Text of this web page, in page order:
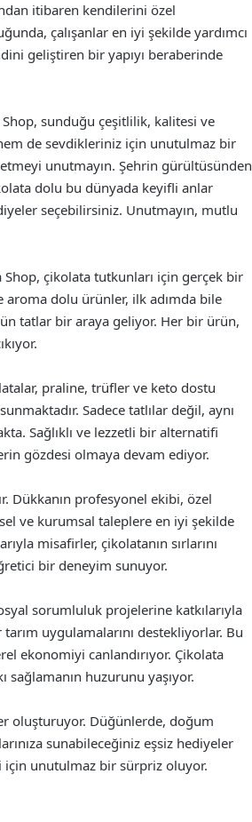
itibaren kendilerini özel
çalışanlar en iyi şekilde yardımcı
geliştiren bir yapıyı beraberinde
sunduğu çeşitlilik, kalitesi ve
de sevdikleriniz için unutulmaz bir
unutmayın. Şehrin gürültüsünden
dolu bu dünyada keyifli anlar
seçebilirsiniz. Unutmayın, mutlu
çikolata tutkunları için gerçek bir
aroma dolu ürünler, ilk adımda bile
tatlar bir araya geliyor. Her bir ürün,
praline, trüfler ve keto dostu
Sadece tatlılar değil, aynı
Sağlıklı ve lezzetli bir alternatifi
gözdesi olmaya devam ediyor.
Dükkanın profesyonel ekibi, özel
ve kurumsal taleplere en iyi şekilde
misafirler, çikolatanın sırlarını
bir deneyim sunuyor.
sorumluluk projelerine katkılarıyla
uygulamalarını destekliyorlar. Bu
ekonomiyi canlandırıyor. Çikolata
sağlamanın huzurunu yaşıyor.
oluşturuyor. Düğünlerde, doğum
sunabileceğiniz eşsiz hediyeler
için unutulmaz bir sürpriz oluyor.